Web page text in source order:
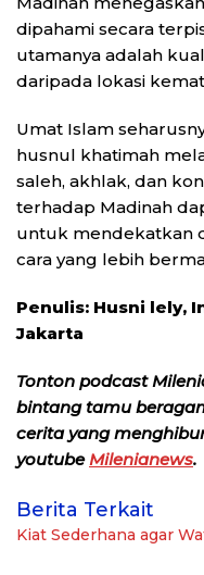
dipahami secara
utamanya adalah
daripada lokasi
Umat Islam
husnul khatimah
saleh, akhlak, dan
terhadap Madinah
untuk mendekatkan
cara yang lebih
Penulis: Husni lely,
Jakarta
Tonton podcast
bintang tamu
cerita yang
youtubeMilenianews.
Berita Terkait
Kiat Sederhana agar